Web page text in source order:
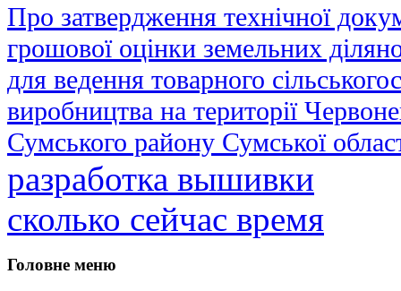
Про затвердження технічної
грошової оцінки земельних
для ведення товарного
виробництва на території
Сумського району Сумської
разработка вышивки
сколько сейчас время
Головне меню